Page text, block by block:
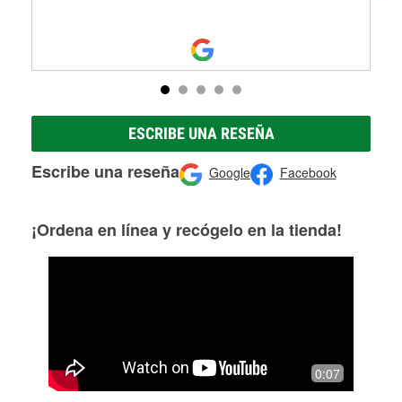
ESCRIBE UNA RESEÑA
Escribe una reseña Google Facebook
¡Ordena en línea y recógelo en la tienda!
0:07